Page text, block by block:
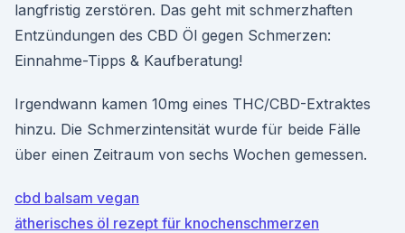
langfristig zerstören. Das geht mit schmerzhaften
Entzündungen des CBD Öl gegen Schmerzen:
Einnahme-Tipps & Kaufberatung!
Irgendwann kamen 10mg eines THC/CBD-Extraktes
hinzu. Die Schmerzintensität wurde für beide Fälle
über einen Zeitraum von sechs Wochen gemessen.
cbd balsam vegan
ätherisches öl rezept für knochenschmerzen